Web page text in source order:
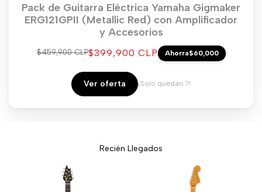
Pack de Guitarra Eléctrica Yamaha Gigmaker
ERG121GPII (Metallic Red) con Amplificador
y Accesorios
Precio
$459,900 CLPPrecio
venta
$399,900 CLP Ahorra$60,000
Ver oferta ¡Solo quedan 7!
Recién Llegados